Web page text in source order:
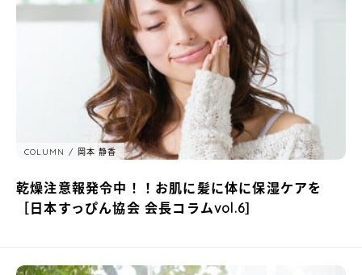
COLUMN 岡本 静香
乾燥注意報発令中！！お肌に髪に体に保湿ケアを
［日本すっぴん協会 会長コラムvol.6］